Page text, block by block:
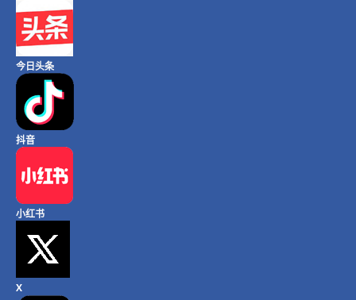
今日头条
抖音
小红书
X